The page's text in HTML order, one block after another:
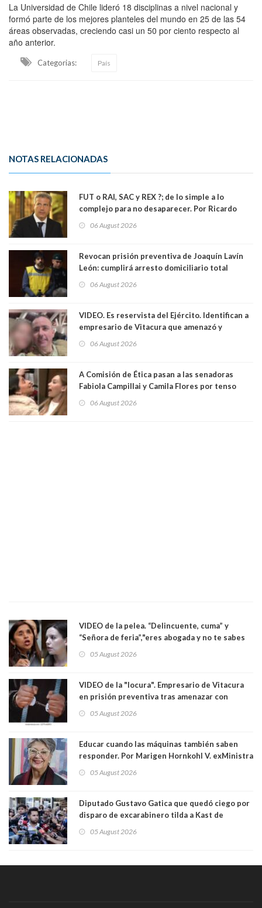
La Universidad de Chile lideró 18 disciplinas a nivel nacional y
formó parte de los mejores planteles del mundo en 25 de las 54
áreas observadas, creciendo casi un 50 por ciento respecto al
año anterior.
Categorias: País
NOTAS RELACIONADAS
FUT o RAI, SAC y REX ?; de lo simple a lo
complejo para no desaparecer. Por Ricardo
06 August 2026
Revocan prisión preventiva de Joaquín Lavín
León: cumplirá arresto domiciliario total
06 August 2026
VIDEO. Es reservista del Ejército. Identifican a
empresario de Vitacura que amenazó y
al "ring raja". Se trata de Andrés Arrieta y la
06 August 2026
A Comisión de Ética pasan a las senadoras
Fabiola Campillai y Camila Flores por tenso
06 August 2026
VIDEO de la pelea. “Delincuente, cuma” y
“Señora de feria”,"eres abogada y no te sabes
senadoras Camila Flores y Fabiola Campillai en
05 August 2026
VIDEO de la "locura". Empresario de Vitacura
en prisión preventiva tras amenazar con
Los persiguió en potente camioneta
05 August 2026
Educar cuando las máquinas también saben
responder. Por Marigen Hornkohl V. exMinistra
05 August 2026
Diputado Gustavo Gatica que quedó ciego por
disparo de excarabinero tilda a Kast de
absolución del exuniformado. Presidente DC
05 August 2026